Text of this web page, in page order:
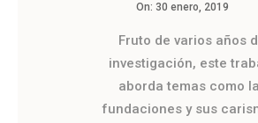
On: 30 enero, 2019
Fruto de varios años
investigación, este
aborda temas como
fundaciones y sus